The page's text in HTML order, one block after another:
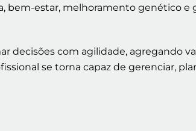
bem-estar, melhoramento genético e
decisões com agilidade, agregando
se torna capaz de gerenciar,